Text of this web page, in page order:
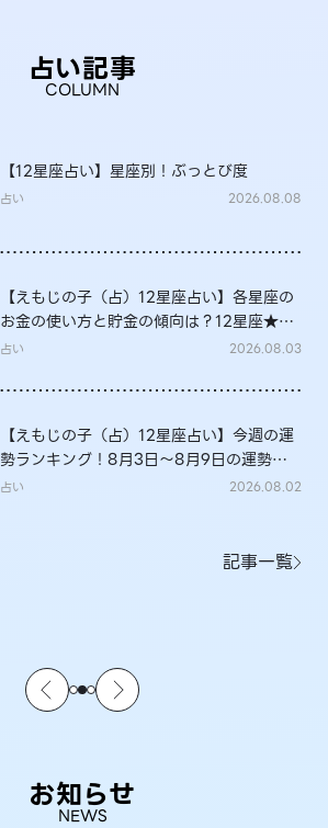
占い記事
COLUMN
【12星座占い】星座別！ぶっとび度
占い 2026.08.08
【えもじの子（占）12星座占い】各星座の
お金の使い方と貯金の傾向は？12星座★徹
底解説
占い 2026.08.03
【えもじの子（占）12星座占い】今週の運
勢ランキング！8月3日～8月9日の運勢
は？
占い 2026.08.02
記事一覧
お知らせ
NEWS